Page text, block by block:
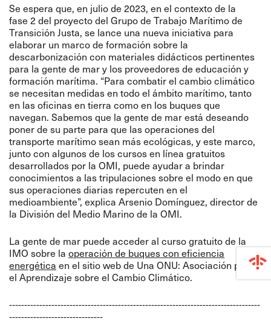
Se espera que, en julio de 2023, en el contexto de la
fase 2 del proyecto del Grupo de Trabajo Marítimo de
Transición Justa, se lance una nueva iniciativa para
elaborar un marco de formación sobre la
descarbonización con materiales didácticos pertinentes
para la gente de mar y los proveedores de educación y
formación marítima. “Para combatir el cambio climático
se necesitan medidas en todo el ámbito marítimo, tanto
en las oficinas en tierra como en los buques que
navegan. Sabemos que la gente de mar está deseando
poner de su parte para que las operaciones del
transporte marítimo sean más ecológicas, y este marco,
junto con algunos de los cursos en línea gratuitos
desarrollados por la OMI, puede ayudar a brindar
conocimientos a las tripulaciones sobre el modo en que
sus operaciones diarias repercuten en el
medioambiente”, explica Arsenio Domínguez, director de
la División del Medio Marino de la OMI.
La gente de mar puede acceder al curso gratuito de la
IMO sobre la operación de buques con eficiencia
energética en el sitio web de Una ONU: Asociación para
el Aprendizaje sobre el Cambio Climático.
-----------------------------------------------------------------------------------
-------------------------------